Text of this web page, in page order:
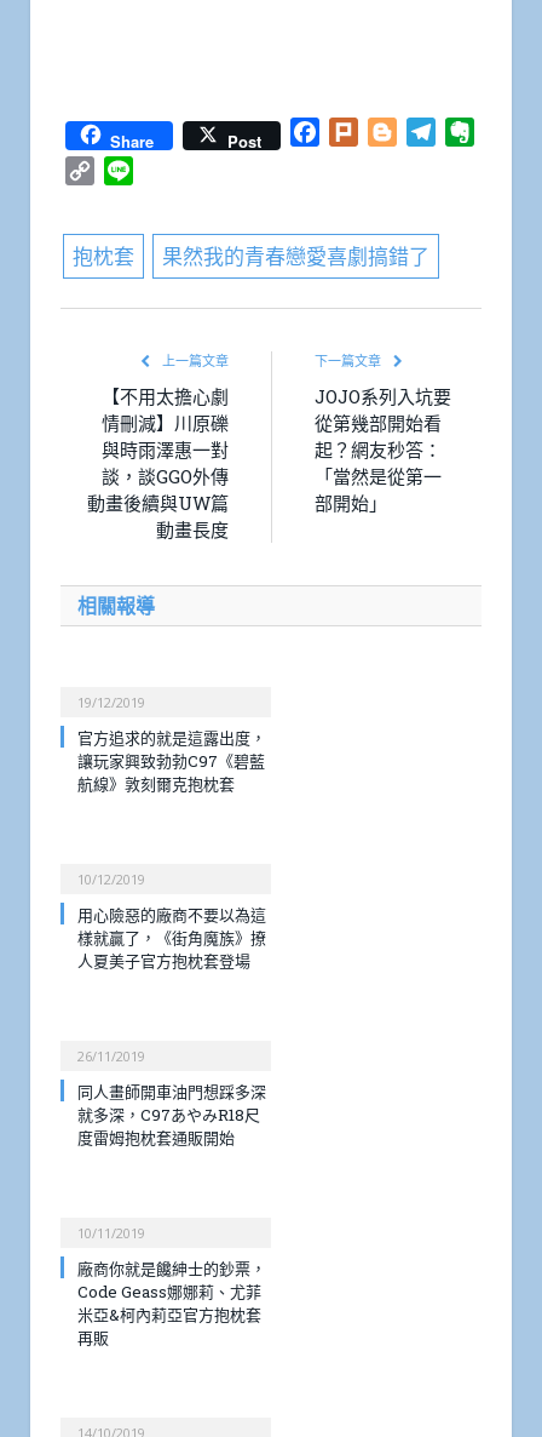
Share Post Facebook
Plurk BloggerTelegram
Copy
抱枕套 果然我的青春戀愛喜劇搞錯了
上一篇文章
【不用太擔心劇
情刪減】川原礫
與時雨澤惠一對
談，談GGO外傳
動畫後續與UW篇
動畫長度
下一篇文章
JOJO系列入坑要
從第幾部開始看
起？網友秒答：
「當然是從第一
部開始」
相關報導
19/12/2019
官方追求的就是這露出度，
讓玩家興致勃勃C97《碧藍
航線》敦刻爾克抱枕套
10/12/2019
用心險惡的廠商不要以為這
樣就贏了，《街角魔族》撩
人夏美子官方抱枕套登場
26/11/2019
同人畫師開車油門想踩多深
就多深，C97あやみR18尺
度雷姆抱枕套通販開始
10/11/2019
廠商你就是饞紳士的鈔票，
Code Geass娜娜莉、尤菲
米亞&柯內莉亞官方抱枕套
再販
14/10/2019